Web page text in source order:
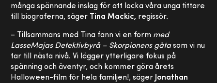
många spännande inslag för att locka våra unga tittare
till biograferna, säger
Tina Mackic, regissör.
– Tillsammans med Tina fann vi en form med
LasseMajas Detektivbyrå – Skorpionens gåtasom vi nu
tar till nästa nivå. Vi lägger ytterligare fokus på
spänning och äventyr, och kommer göra årets
Halloween-film för hela familjen!, säger Jonathan